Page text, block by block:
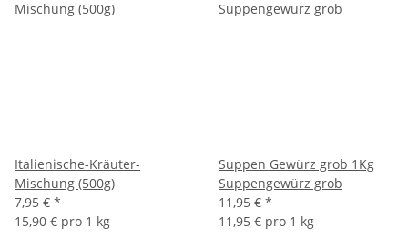
Italienische-Kräuter-
Mischung (500g)
7,95 € *
15,90 € pro 1 kg
Suppen Gewürz grob 1Kg
Suppengewürz grob
11,95 € *
11,95 € pro 1 kg